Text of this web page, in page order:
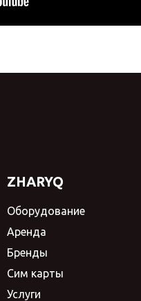
ZHARYQ
Оборудование
Аренда
Бренды
Сим карты
Услуги